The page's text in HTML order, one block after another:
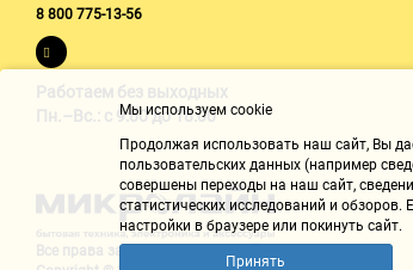
8 800 775-13-56
Работаем без выходных
Пн.–Вс.: с 9:00 до 18:00
Все права защищены "Микролайн"
Мы используем cookie
Продолжая использовать наш cайт, Вы
пользовательских данных (например
совершены переходы на наш сайт,
статистических исследований и
настройки в браузере или покинуть сайт.
Принять